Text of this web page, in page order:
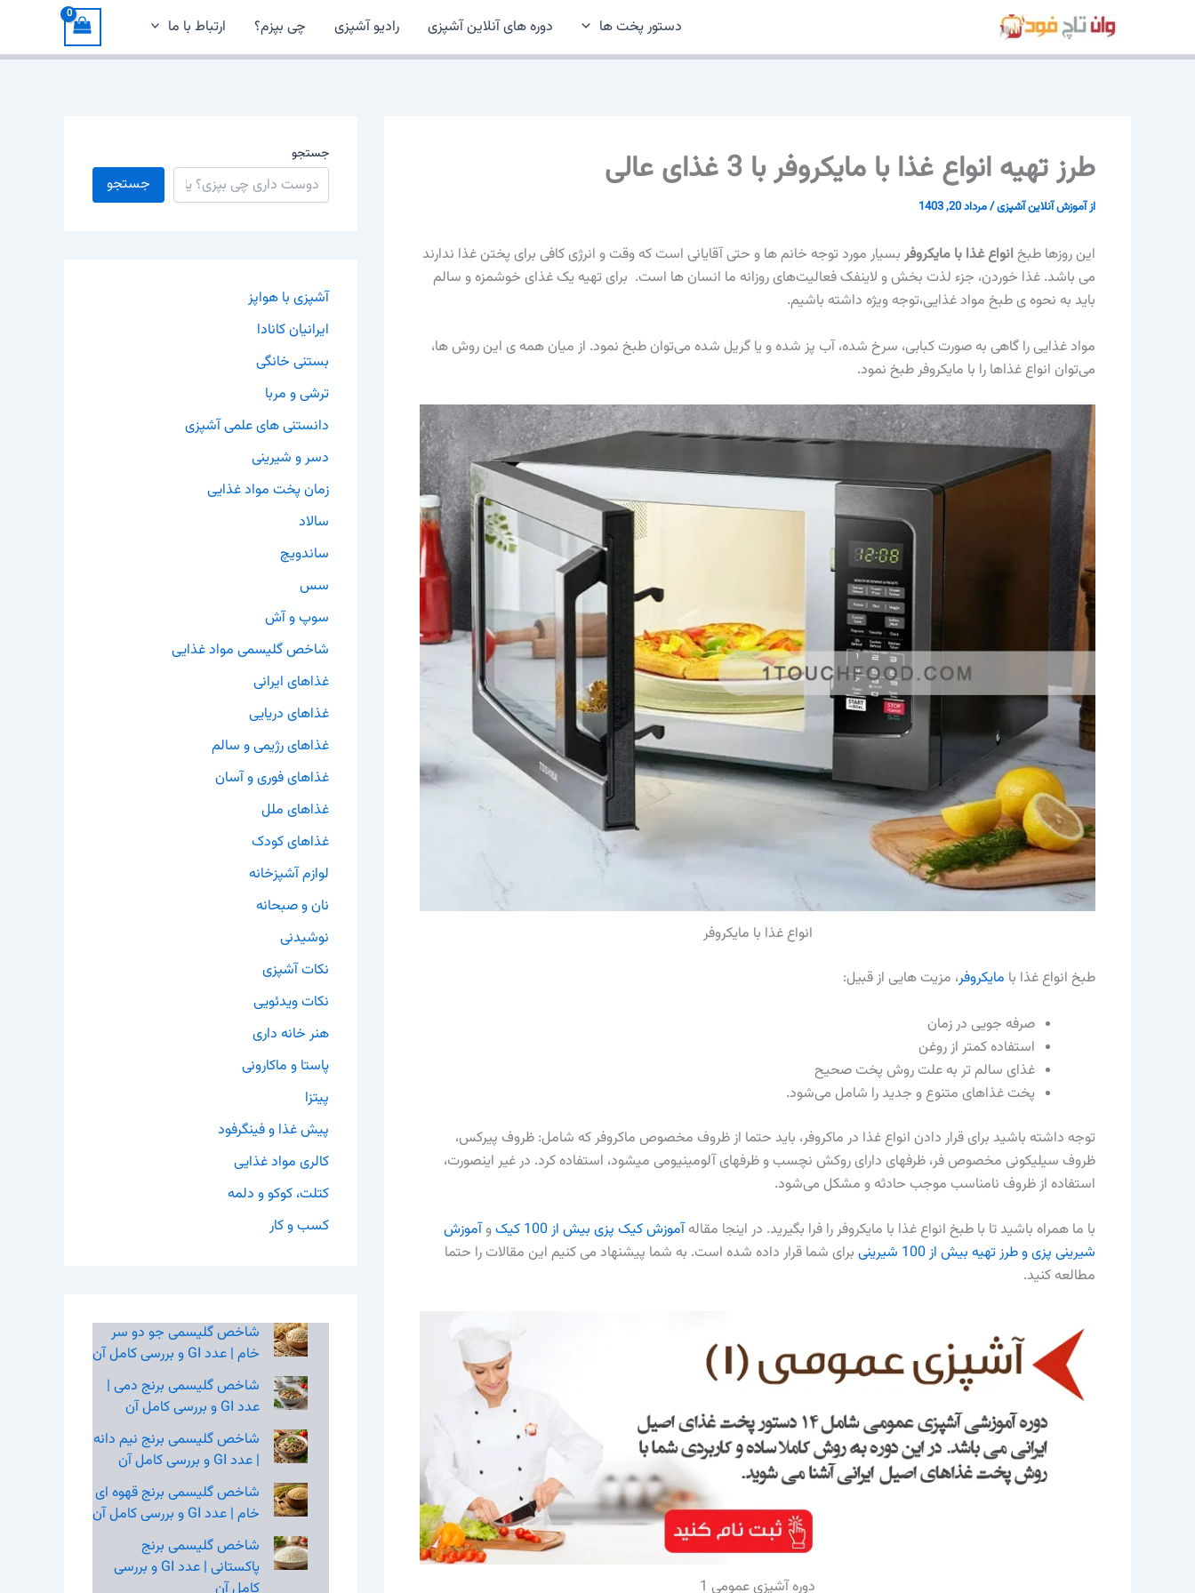
محتوا
دستور پخت ها دوره های آنلاین آشپزی رادیو آشپزی چی بپزم؟ ارتباط با ما
طرز تهیه انواع غذا با مایکروفر با 3 غذای عالی
ازآموزش آنلاین آشپزی/مرداد 20, 1403
این روزها طبخ انواع غذا با مایکروفر بسیار مورد توجه خانم ها و حتی آقایانی است که وقت و انرژی کافی برای پختن غذا ندارند
می باشد. غذا خوردن، جزء لذت بخش و لاینفک فعالیت‌های روزانه ما انسان ها است. برای تهیه یک غذای خوشمزه و سالم
باید به نحوه ی طبخ مواد غذایی،توجه ویژه داشته باشیم.
مواد غذایی را گاهی به صورت کبابی، سرخ شده، آب پز شده و یا گریل شده می‌توان طبخ نمود. از میان همه ی این روش ها،
می‌توان انواع غذاها را با مایکروفر طبخ نمود.
انواع غذا با مایکروفر
طبخ انواع غذا با مایکروفر، مزیت هایی از قبیل:
صرفه جویی در زمان
استفاده کمتر از روغن
غذای سالم تر به علت روش پخت صحیح
پخت غذاهای متنوع و جدید را شامل می‌شود.
توجه داشته باشید برای قرار دادن انواع غذا در ماکروفر، باید حتما از ظروف مخصوص ماکروفر که شامل: ظروف پیرکس،
ظروف سیلیکونی مخصوص فر، ظرفهای دارای روکش نچسب و ظرفهای آلومینیومی میشود، استفاده کرد. در غیر اینصورت،
استفاده از ظروف نامناسب موجب حادثه و مشکل می‌شود.
با ما همراه باشید تا با طبخ انواع غذا با مایکروفر را فرا بگیرید. در اینجا مقالهآموزش کیک پزی بیش از 100 کیک وآموزش
شیرینی پزی و طرز تهیه بیش از 100 شیرینی
برای شما قرار داده شده است. به شما پیشنهاد می کنیم این مقالات را حتما
مطالعه کنید.
دوره آشپزی عمومی 1
جستجو
جستجو
آشپزی با هواپز
ایرانیان کانادا
بستنی خانگی
ترشی و مربا
دانستنی های علمی آشپزی
دسر و شیرینی
زمان پخت مواد غذایی
سالاد
ساندویچ
سس
سوپ و آش
شاخص گلیسمی مواد غذایی
غذاهای ایرانی
غذاهای دریایی
غذاهای رژیمی و سالم
غذاهای فوری و آسان
غذاهای ملل
غذاهای کودک
لوازم آشپزخانه
نان و صبحانه
نوشیدنی
نکات آشپزی
نکات ویدئویی
هنر خانه داری
پاستا و ماکارونی
پیتزا
پیش غذا و فینگرفود
کالری مواد غذایی
کتلت، کوکو و دلمه
کسب و کار
شاخص گلیسمی جو دو سر
خام | عدد GI و بررسی کامل آن
شاخص گلیسمی برنج دمی |
عدد GI و بررسی کامل آن
شاخص گلیسمی برنج نیم‌ دانه
| عدد GI و بررسی کامل آن
شاخص گلیسمی برنج قهوه‌ ای
خام | عدد GI و بررسی کامل آن
شاخص گلیسمی برنج
پاکستانی | عدد GI و بررسی